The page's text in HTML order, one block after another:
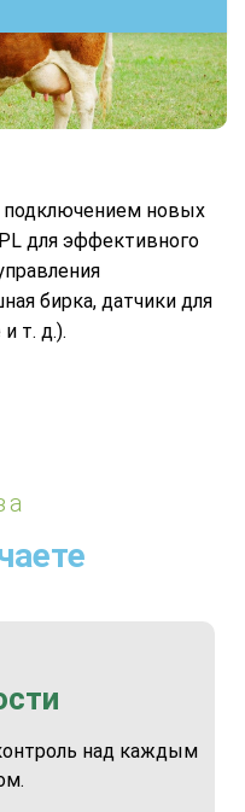
новых
для эффективного
бирка, датчики для
т. д.).
над каждым